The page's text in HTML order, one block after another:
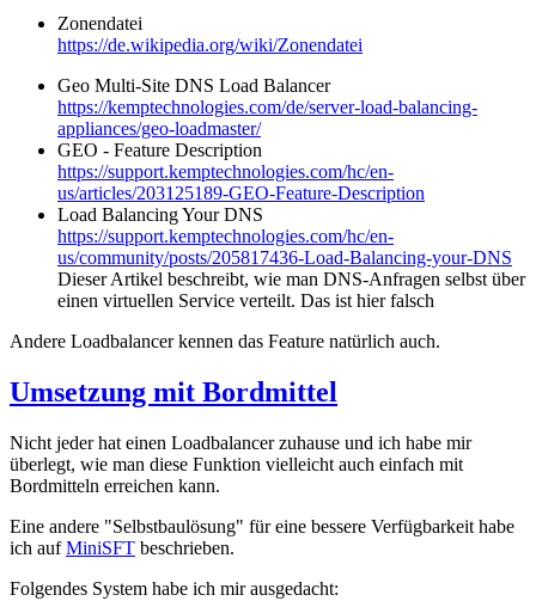
Zonendatei
https://de.wikipedia.org/wiki/Zonendatei
Geo Multi-Site DNS Load Balancer
https://kemptechnologies.com/de/server-load-balancing-
appliances/geo-loadmaster/
GEO - Feature Description
https://support.kemptechnologies.com/hc/en-
us/articles/203125189-GEO-Feature-Description
Load Balancing Your DNS
https://support.kemptechnologies.com/hc/en-
us/community/posts/205817436-Load-Balancing-your-DNS
Dieser Artikel beschreibt, wie man DNS-Anfragen selbst über
einen virtuellen Service verteilt. Das ist hier falsch
Andere Loadbalancer kennen das Feature natürlich auch.
Umsetzung mit Bordmittel
Nicht jeder hat einen Loadbalancer zuhause und ich habe mir
überlegt, wie man diese Funktion vielleicht auch einfach mit
Bordmitteln erreichen kann.
Eine andere "Selbstbaulösung" für eine bessere Verfügbarkeit habe
ich aufMiniSFT beschrieben.
Folgendes System habe ich mir ausgedacht: